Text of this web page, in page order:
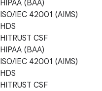
HIPAA (BAA)
ISO/IEC 42001 (AIMS)
HDS
HITRUST CSF
HIPAA (BAA)
ISO/IEC 42001 (AIMS)
HDS
HITRUST CSF